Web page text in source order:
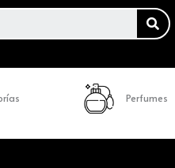
Perfumes